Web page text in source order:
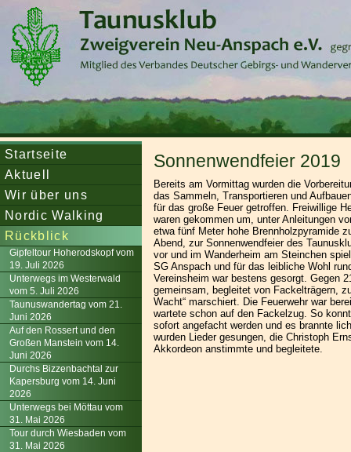
Startseite
Aktuell
Wir über uns
Nordic Walking
Rückblick
Gipfeltour Hoherodskopf vom
19. Juli 2026
Unterwegs im Westerwald
vom 5. Juli 2026
Taunuswandertag vom 21.
Juni 2026
Auf den Rossert und den
Großen Manstein vom 14.
Juni 2026
Durchs Bizzenbachtal zur
Kapersburg vom 14. Juni
2026
Unterwegs bei Möttau vom
31. Mai 2026
Tour durch Wiesbaden vom
31. Mai 2026
Sonnenwendfeier 2019
Bereits am Vormittag wurden die
das Sammeln, Transportieren und
für das große Feuer getroffen. Freiwillige
waren gekommen um, unter Anleitungen
etwa fünf Meter hohe Brennholzpyramide
Abend, zur Sonnenwendfeier des
vor und im Wanderheim am Steinchen
SG Anspach und für das leibliche Wohl
Vereinsheim war bestens gesorgt. Gegen
gemeinsam, begleitet von Fackelträgern,
Wacht“ marschiert. Die Feuerwehr war
wartete schon auf den Fackelzug. So
sofort angefacht werden und es brannte
wurden Lieder gesungen, die Christoph
Akkordeon anstimmte und begleitete.